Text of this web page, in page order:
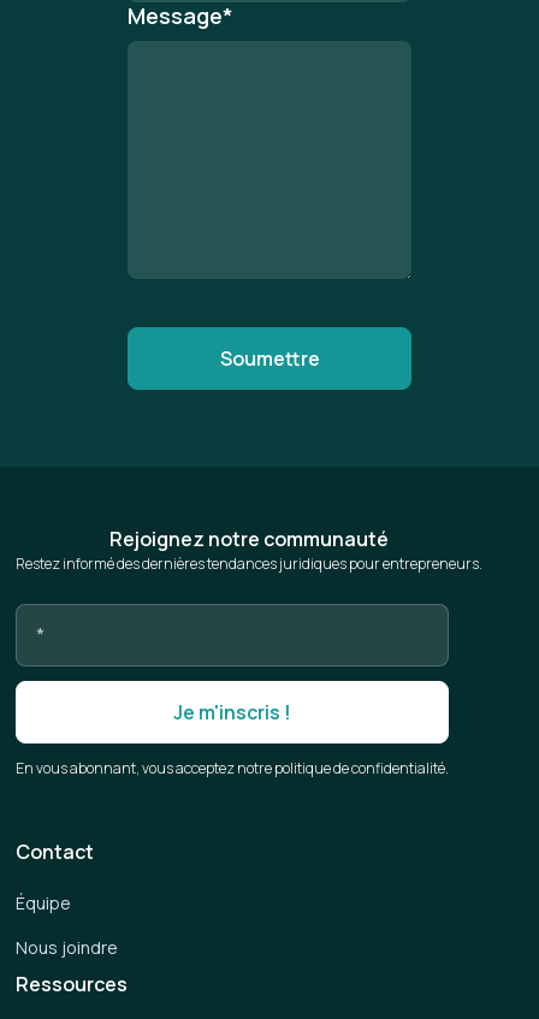
Message*
Rejoignez notre communauté
Restez informé des dernières tendances juridiques pour entrepreneurs.
En vous abonnant, vous acceptez notre politique de confidentialité.
Ressources
Contact
Équipe
Nous joindre